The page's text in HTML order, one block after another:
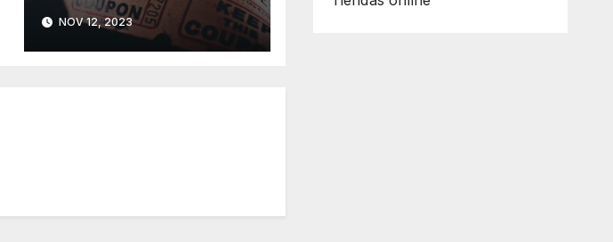
Forma Segura de
Comprar y Vender
Entradas
NOV 12, 2023